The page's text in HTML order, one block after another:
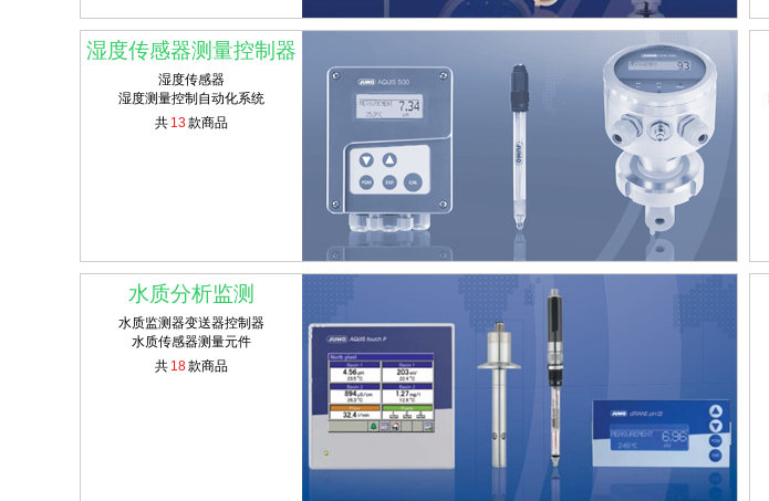
湿度传感器测量控制器
湿度传感器
湿度测量控制自动化系统
共 13 款商品
水质分析监测
水质监测器变送器控制器
水质传感器测量元件
共 18款商品